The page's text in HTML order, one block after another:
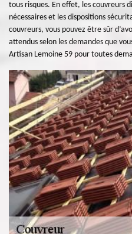
tous risques. En effet, les couvreurs
nécessaires et les dispositions
couvreurs, vous pouvez être sûr
attendus selon les demandes que
Artisan Lemoine 59 pour toutes